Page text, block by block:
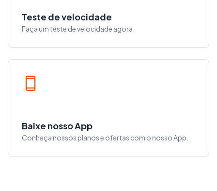
Teste de velocidade
Faça um teste de velocidade agora.
Baixe nosso App
Conheça nossos planos e ofertas com o nosso App.